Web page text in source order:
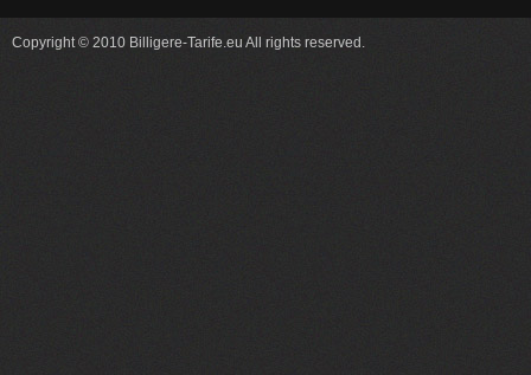
Copyright © 2010 Billigere-Tarife.eu All rights reserved.